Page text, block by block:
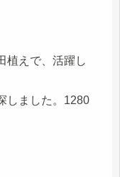
植えで、活躍し
しました。1280